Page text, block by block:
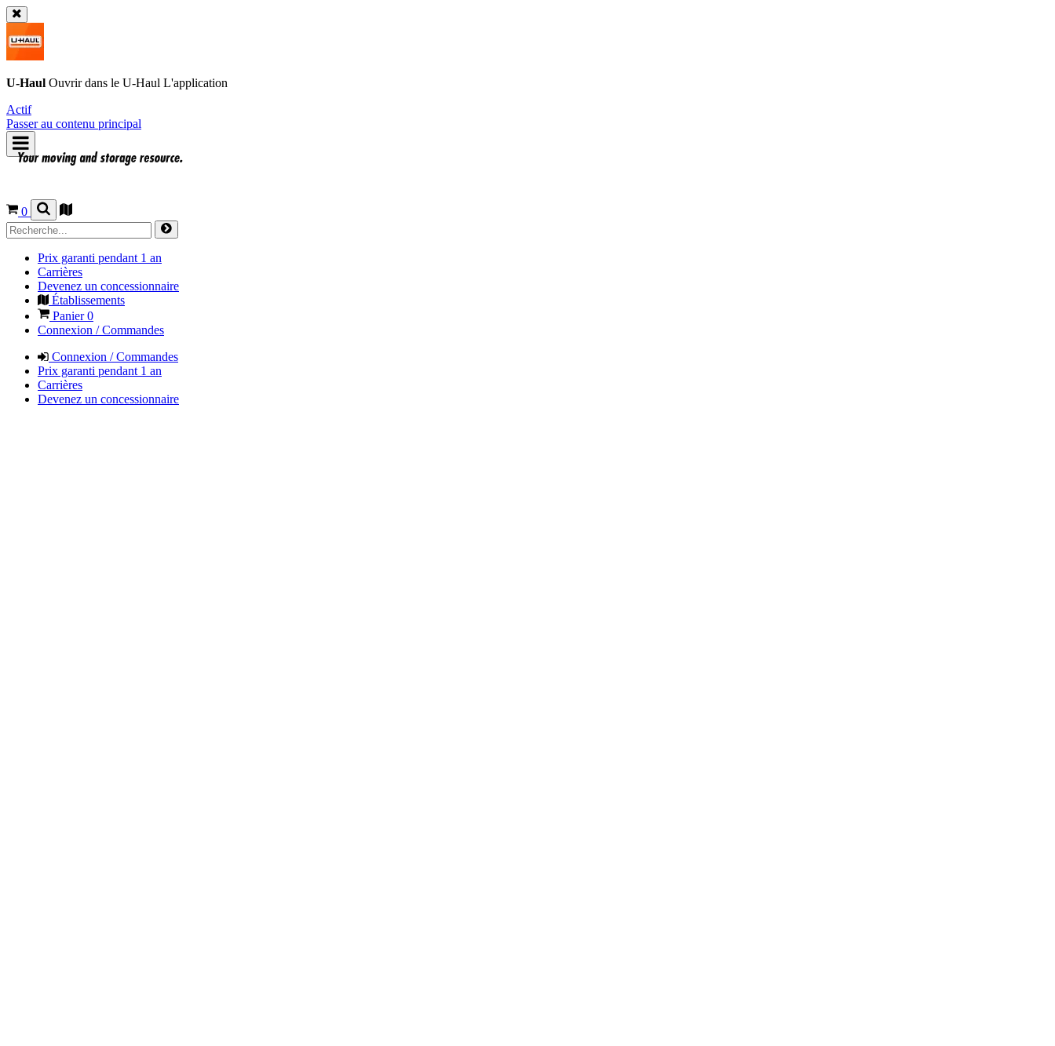
U-Haul Ouvrir dans le U-Haul L'application
Actif
Passer au contenu principal
0
Prix garanti pendant 1 an
Carrières
Devenez un concessionnaire
Établissements
Panier0
Connexion / Commandes
Connexion / Commandes
Prix garanti pendant 1 an
Carrières
Devenez un concessionnaire